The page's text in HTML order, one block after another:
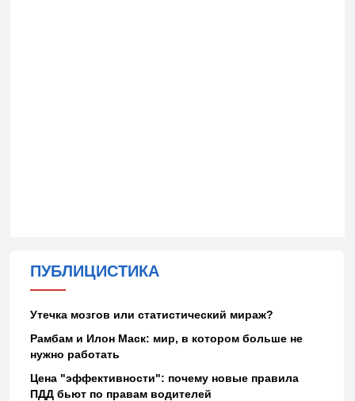
ПУБЛИЦИСТИКА
Утечка мозгов или статистический мираж?
Рамбам и Илон Маск: мир, в котором больше не
нужно работать
Цена "эффективности": почему новые правила
ПДД бьют по правам водителей